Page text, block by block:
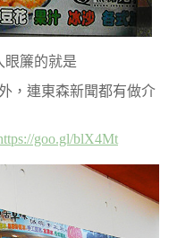
眼簾的就是
，連東森新聞都有做介
goo.gl/blX4Mt